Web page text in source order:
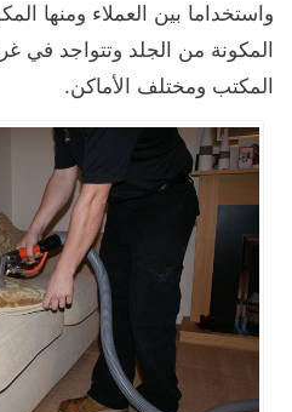
بين العملاء ومنها
من الجلد وتتواجد في
ومختلف الأماكن.